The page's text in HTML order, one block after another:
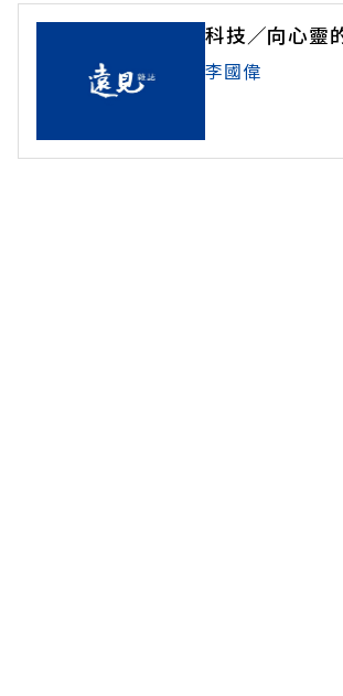
科技／向心靈
李國偉